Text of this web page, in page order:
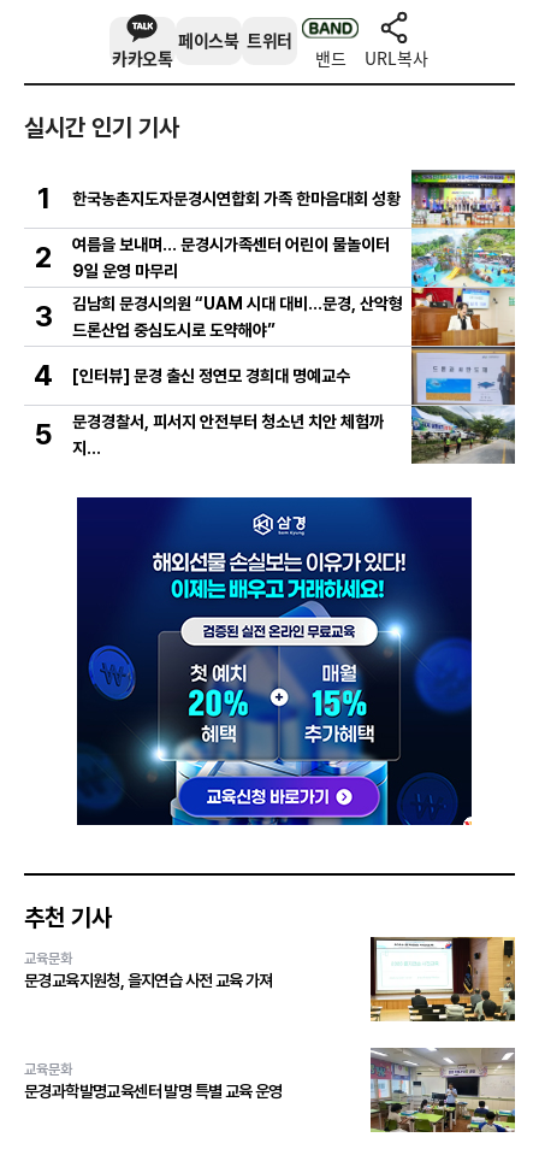
카카오톡
페이스북 트위터
밴드 URL복사
실시간 인기 기사
1 한국농촌지도자문경시연합회 가족 한마음대회 성황
2
여름을 보내며… 문경시가족센터 어린이 물놀이터
9일 운영 마무리
3
김남희 문경시의원 “UAM 시대 대비…문경, 산악형
드론산업 중심도시로 도약해야”
4 [인터뷰] 문경 출신 정연모 경희대 명예교수
5
문경경찰서, 피서지 안전부터 청소년 치안 체험까
지…
추천 기사
교육문화
문경교육지원청, 을지연습 사전 교육 가져
교육문화
문경과학발명교육센터 발명 특별 교육 운영